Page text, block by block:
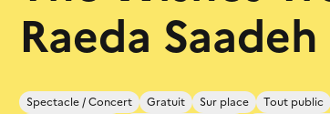
Raeda Saadeh
Spectacle / Concert Gratuit Sur place Tout public